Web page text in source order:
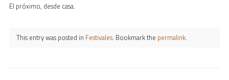
El próximo, desde casa.
This entry was posted in Festivales. Bookmark the permalink.